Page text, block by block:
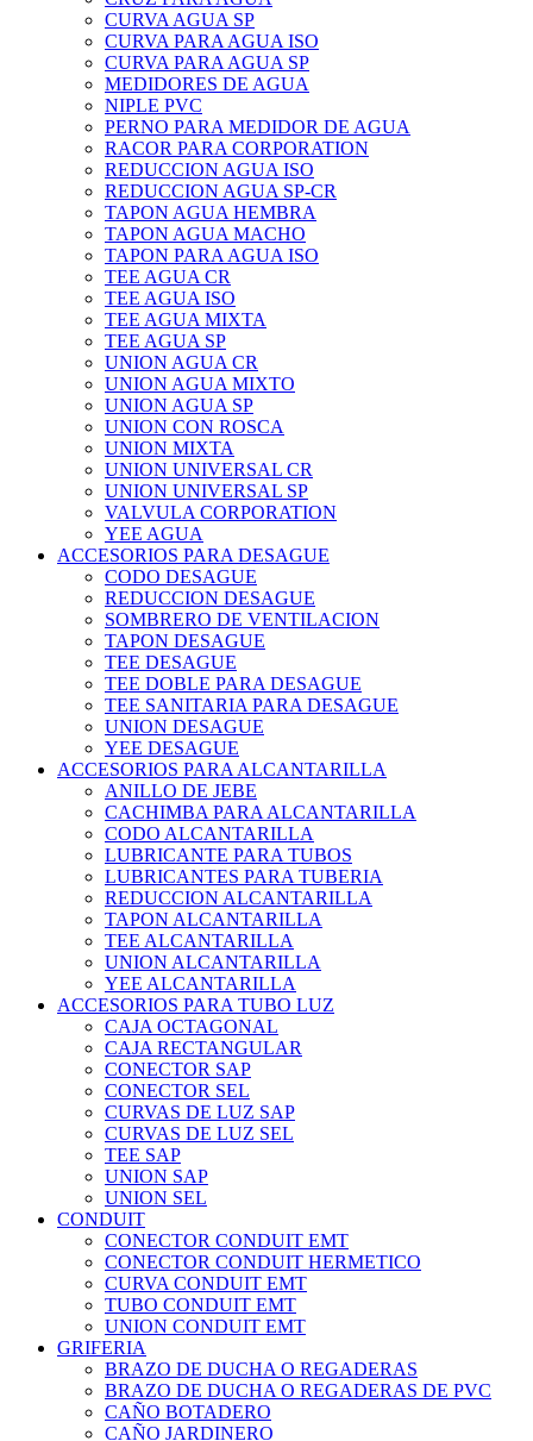
CURVA AGUA SP
CURVA PARA AGUA ISO
CURVA PARA AGUA SP
MEDIDORES DE AGUA
NIPLE PVC
PERNO PARA MEDIDOR DE AGUA
RACOR PARA CORPORATION
REDUCCION AGUA ISO
REDUCCION AGUA SP-CR
TAPON AGUA HEMBRA
TAPON AGUA MACHO
TAPON PARA AGUA ISO
TEE AGUA CR
TEE AGUA ISO
TEE AGUA MIXTA
TEE AGUA SP
UNION AGUA CR
UNION AGUA MIXTO
UNION AGUA SP
UNION CON ROSCA
UNION MIXTA
UNION UNIVERSAL CR
UNION UNIVERSAL SP
VALVULA CORPORATION
YEE AGUA
ACCESORIOS PARA DESAGUE
CODO DESAGUE
REDUCCION DESAGUE
SOMBRERO DE VENTILACION
TAPON DESAGUE
TEE DESAGUE
TEE DOBLE PARA DESAGUE
TEE SANITARIA PARA DESAGUE
UNION DESAGUE
YEE DESAGUE
ACCESORIOS PARA ALCANTARILLA
ANILLO DE JEBE
CACHIMBA PARA ALCANTARILLA
CODO ALCANTARILLA
LUBRICANTE PARA TUBOS
LUBRICANTES PARA TUBERIA
REDUCCION ALCANTARILLA
TAPON ALCANTARILLA
TEE ALCANTARILLA
UNION ALCANTARILLA
YEE ALCANTARILLA
ACCESORIOS PARA TUBO LUZ
CAJA OCTAGONAL
CAJA RECTANGULAR
CONECTOR SAP
CONECTOR SEL
CURVAS DE LUZ SAP
CURVAS DE LUZ SEL
TEE SAP
UNION SAP
UNION SEL
CONDUIT
CONECTOR CONDUIT EMT
CONECTOR CONDUIT HERMETICO
CURVA CONDUIT EMT
TUBO CONDUIT EMT
UNION CONDUIT EMT
GRIFERIA
BRAZO DE DUCHA O REGADERAS
BRAZO DE DUCHA O REGADERAS DE PVC
CAÑO BOTADERO
CAÑO JARDINERO